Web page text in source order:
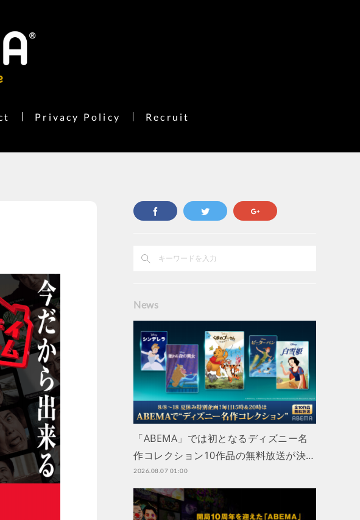
Privacy Policy Recruit
News
「ABEMA」では初となるディズニー名
作コレクション10作品の無料放送が決…
2026.08.07 01:00